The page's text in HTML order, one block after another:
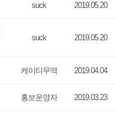
suck 2019.05.20
suck 2019.05.20
케이티무역 2019.04.04
홍보운영자 2019.03.23